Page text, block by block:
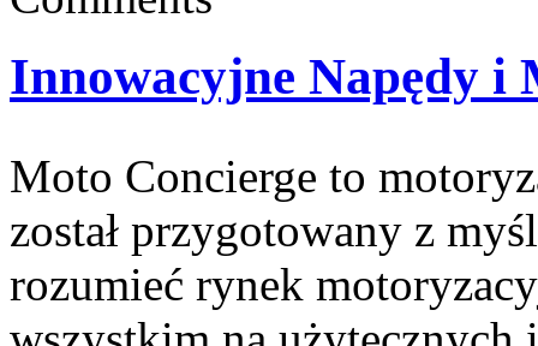
Innowacyjne Napędy i
Moto Concierge to
został przygotowany z
rozumieć rynek